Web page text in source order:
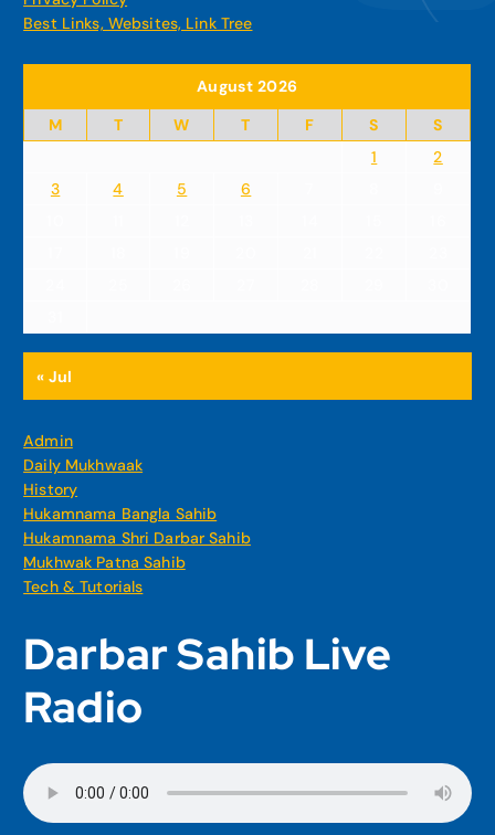
Best Links, Websites, Link Tree
August 2026
M
T W T F S
S
1
2
3
4 5 6
« Jul
Admin
Daily Mukhwaak
History
Hukamnama Bangla Sahib
Hukamnama Shri Darbar Sahib
Mukhwak Patna Sahib
Tech & Tutorials
Darbar Sahib Live
Radio